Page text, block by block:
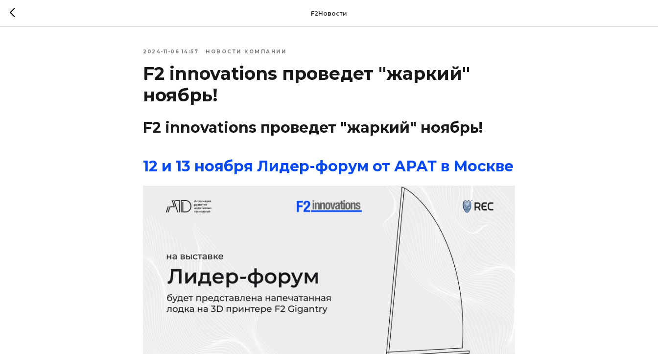
F2Новости
2024-11-06 14:57 НОВОСТИ КОМПАНИИ
F2 innovations проведет "жаркий"
ноябрь!
F2 innovations проведет "жаркий" ноябрь!
12 и 13 ноября Лидер-форум от АРАТ в Москве